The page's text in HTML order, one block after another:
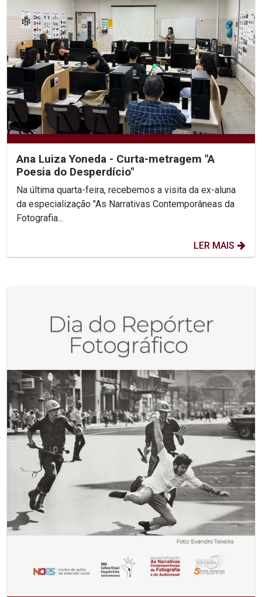
Ana Luiza Yoneda - Curta-metragem "A
Poesia do Desperdício"
Na última quarta-feira, recebemos a visita da ex-aluna
da especialização "As Narrativas Contemporâneas da
Fotografia...
LER MAIS